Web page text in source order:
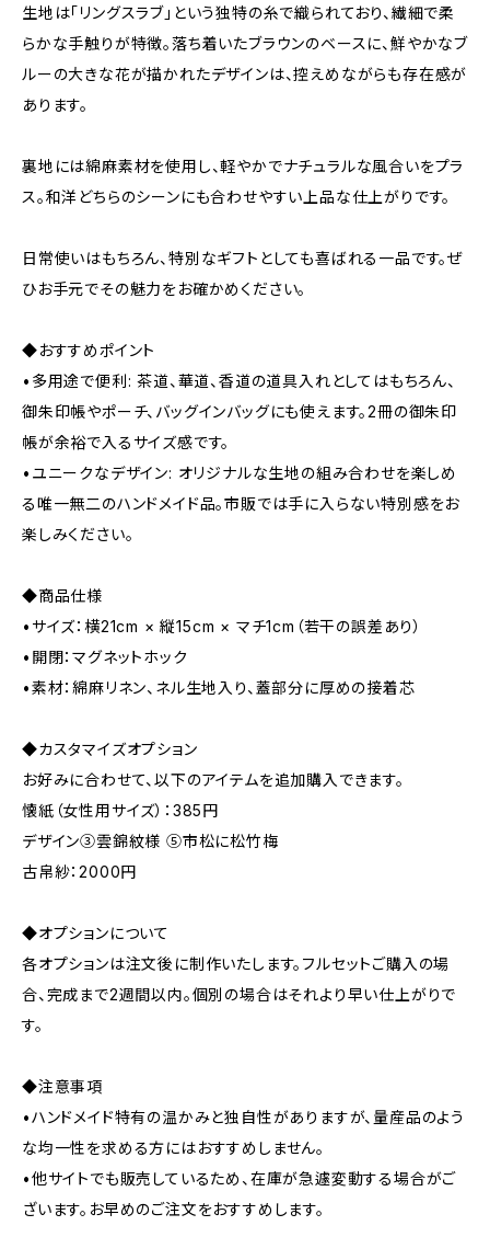
生地は「リングスラブ」という独特の糸で織られており、繊細で柔
らかな手触りが特徴。落ち着いたブラウンのベースに、鮮やかなブ
ルーの大きな花が描かれたデザインは、控えめながらも存在感が
あります。
裏地には綿麻素材を使用し、軽やかでナチュラルな風合いをプラ
ス。和洋どちらのシーンにも合わせやすい上品な仕上がりです。
日常使いはもちろん、特別なギフトとしても喜ばれる一品です。ぜ
ひお手元でその魅力をお確かめください。
◆おすすめポイント
•多用途で便利: 茶道、華道、香道の道具入れとしてはもちろん、
御朱印帳やポーチ、バッグインバッグにも使えます。2冊の御朱印
帳が余裕で入るサイズ感です。
•ユニークなデザイン: オリジナルな生地の組み合わせを楽しめ
る唯一無二のハンドメイド品。市販では手に入らない特別感をお
楽しみください。
◆商品仕様
•サイズ：横21cm × 縦15cm × マチ1cm（若干の誤差あり）
•開閉：マグネットホック
•素材：綿麻リネン、ネル生地入り、蓋部分に厚めの接着芯
◆カスタマイズオプション
お好みに合わせて、以下のアイテムを追加購入できます。
懐紙（女性用サイズ）：385円
デザイン③雲錦紋様 ⑤市松に松竹梅
古帛紗：2000円
◆オプションについて
各オプションは注文後に制作いたします。フルセットご購入の場
合、完成まで2週間以内。個別の場合はそれより早い仕上がりで
す。
◆注意事項
•ハンドメイド特有の温かみと独自性がありますが、量産品のよう
な均一性を求める方にはおすすめしません。
•他サイトでも販売しているため、在庫が急遽変動する場合がご
ざいます。お早めのご注文をおすすめします。